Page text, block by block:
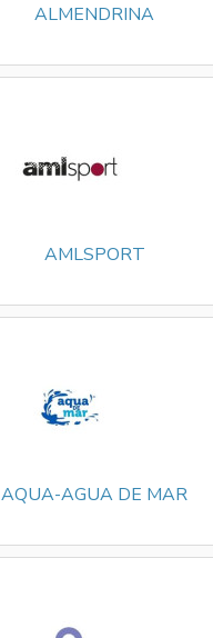
ALMENDRINA
AMLSPORT
AQUA-AGUA DE MAR